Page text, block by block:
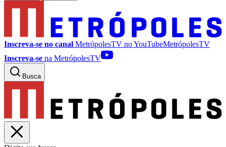
Inscreva-se no canal MetrópolesTV noYouTubeMetrópolesTV
Inscreva-se na MetrópolesTV
Busca